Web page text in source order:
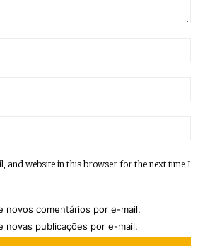
and website in this browser for the next time I
novos comentários por e-mail.
novas publicações por e-mail.